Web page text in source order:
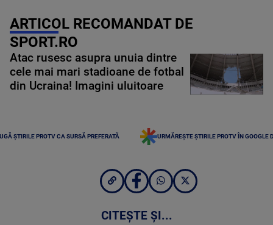
ARTICOL RECOMANDAT DE
SPORT.RO
Atac rusesc asupra unuia dintre
cele mai mari stadioane de fotbal
din Ucraina! Imagini uluitoare
ȘTIRILE PROTV CA SURSĂ PREFERATĂ URMĂREȘTE ȘTIRILE PROTV ÎN GOOGLE
CITEȘTE ȘI...